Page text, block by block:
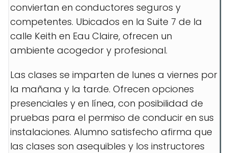
conviertan en conductores seguros y
competentes. Ubicados en la Suite 7 de la
calle Keith en Eau Claire, ofrecen un
ambiente acogedor y profesional.
Las clases se imparten de lunes a viernes por
la mañana y la tarde. Ofrecen opciones
presenciales y en línea, con posibilidad de
pruebas para el permiso de conducir en sus
instalaciones. Alumno satisfecho afirma que
las clases son asequibles y los instructores